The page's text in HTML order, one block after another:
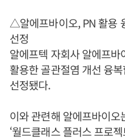
△알에프바이오, PN 활용
선정
알에프텍 자회사 알에프바
활용한 골관절염 개선 융
선정됐다.
이와 관련해 알에프바이
‘월드클래스 플러스 프로